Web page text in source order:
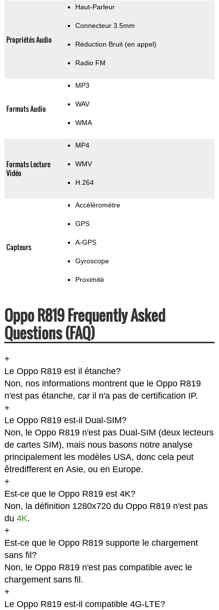
Propriétés Audio
Haut-Parleur
Connecteur 3.5mm
Réduction Bruit (en appel)
Radio FM
Formats Audio
MP3
WAV
WMA
Formats Lecture
Vidéo
MP4
WMV
H.264
Capteurs
Accéléromètre
GPS
A-GPS
Gyroscope
Proximité
Oppo R819 Frequently Asked
Questions (FAQ)
+
Le Oppo R819 est il étanche?
Non, nos informations montrent que le Oppo R819
n'est pas étanche, car il n'a pas de certification IP.
+
Le Oppo R819 est-il Dual-SIM?
Non, le Oppo R819 n'est pas Dual-SIM (deux lecteurs
de cartes SIM), mais nous basons notre analyse
principalement les modèles USA, donc cela peut
êtredifferent en Asie, ou en Europe.
+
Est-ce que le Oppo R819 est 4K?
Non, la définition 1280x720 du Oppo R819 n'est pas
du 4K.
+
Est-ce que le Oppo R819 supporte le chargement
sans fil?
Non, le Oppo R819 n'est pas compatible avec le
chargement sans fil.
+
Le Oppo R819 est-il compatible 4G-LTE?